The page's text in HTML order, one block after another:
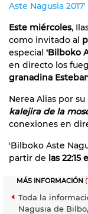
Aste Nagusia
Este miércoles,
como invitado al
especial 'Bilboko
en directo los
granadina
Nerea Alias por
kalejira de la
conexiones en
'Bilboko Aste
partir de las 22:15
MÁS INFORMACIÓN
Toda la
Nagusia de